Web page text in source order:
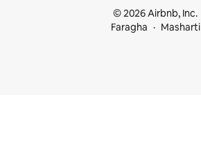
© 2026 Airbnb, Inc.
Faragha
Masharti